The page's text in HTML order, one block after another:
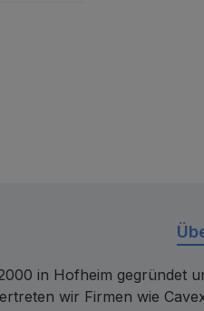
in Hofheim gegründet
wir Firmen wie